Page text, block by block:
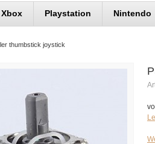
Xbox Playstation Nintendo
thumbstick joystick